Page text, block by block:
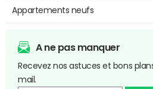
Appartements neufs
A ne pas manquer
Recevez nos astuces et bons
mail.